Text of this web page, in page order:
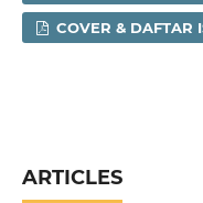
COVER & DAFTAR
ARTICLES